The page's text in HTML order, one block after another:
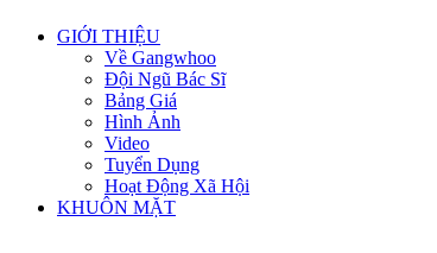
GIỚI THIỆU
Về Gangwhoo
Đội Ngũ Bác Sĩ
Bảng Giá
Hình Ảnh
Video
Tuyển Dụng
Hoạt Động Xã Hội
KHUÔN MẶT